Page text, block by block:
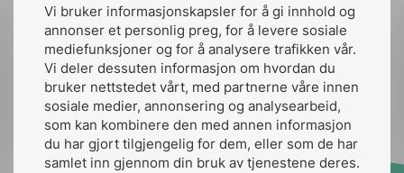
Vi bruker informasjonskapsler for å gi innhold og
annonser et personlig preg, for å levere sosiale
mediefunksjoner og for å analysere trafikken vår.
Vi deler dessuten informasjon om hvordan du
bruker nettstedet vårt, med partnerne våre innen
sosiale medier, annonsering og analysearbeid,
som kan kombinere den med annen informasjon
du har gjort tilgjengelig for dem, eller som de har
samlet inn gjennom din bruk av tjenestene deres.
Kontakt oss
Ansatte
nek@nek.no
Kontakt
Bruk av Cookies